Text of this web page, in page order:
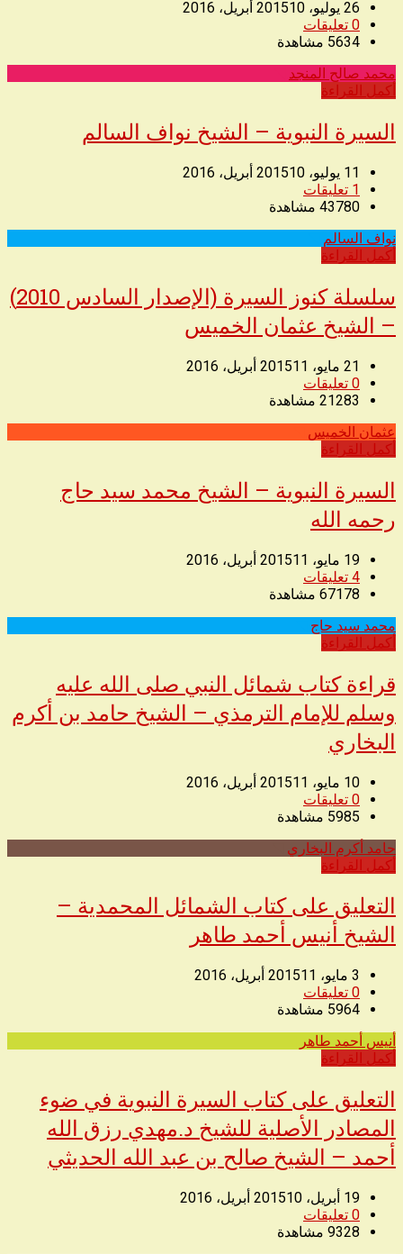
26 يوليو، 2015
10 أبريل، 2016
0 تعليقات
5634 مشاهدة
محمد صالح المنجد
أكمل القراءة
السيرة النبوية – الشيخ نواف السالم
11 يوليو، 2015
10 أبريل، 2016
1 تعليقات
43780 مشاهدة
نواف السالم
أكمل القراءة
سلسلة كنوز السيرة (الإصدار السادس 2010)
– الشيخ عثمان الخميس
21 مايو، 2015
11 أبريل، 2016
0 تعليقات
21283 مشاهدة
عثمان الخميس
أكمل القراءة
السيرة النبوية – الشيخ محمد سيد حاج
رحمه الله
19 مايو، 2015
11 أبريل، 2016
4 تعليقات
67178 مشاهدة
محمد سيد حاج
أكمل القراءة
قراءة كتاب شمائل النبي صلى الله عليه
وسلم للإمام الترمذي – الشيخ حامد بن أكرم
البخاري
10 مايو، 2015
11 أبريل، 2016
0 تعليقات
5985 مشاهدة
حامد أكرم البخاري
أكمل القراءة
التعليق على كتاب الشمائل المحمدية –
الشيخ أنيس أحمد طاهر
3 مايو، 2015
11 أبريل، 2016
0 تعليقات
5964 مشاهدة
أنيس أحمد طاهر
أكمل القراءة
التعليق على كتاب السيرة النبوية في ضوء
المصادر الأصلية للشيخ د.مهدي رزق الله
أحمد – الشيخ صالح بن عبد الله الحديثي
19 أبريل، 2015
10 أبريل، 2016
0 تعليقات
9328 مشاهدة